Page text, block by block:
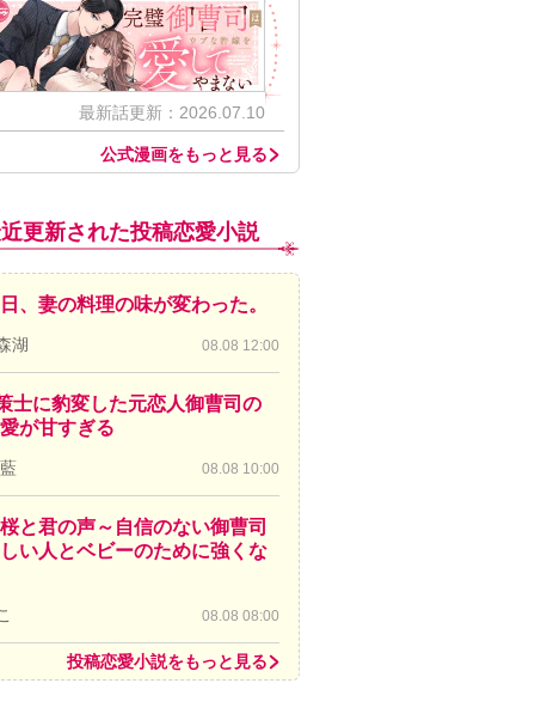
最新話更新：2026.07.10
公式漫画をもっと見る
更新された投稿恋愛小説
、妻の料理の味が変わった。
湖 08.08 12:00
士に豹変した元恋人御曹司の
が甘すぎる
08.08 10:00
と君の声～自信のない御曹司
い人とベビーのために強くな
08.08 08:00
投稿恋愛小説をもっと見る